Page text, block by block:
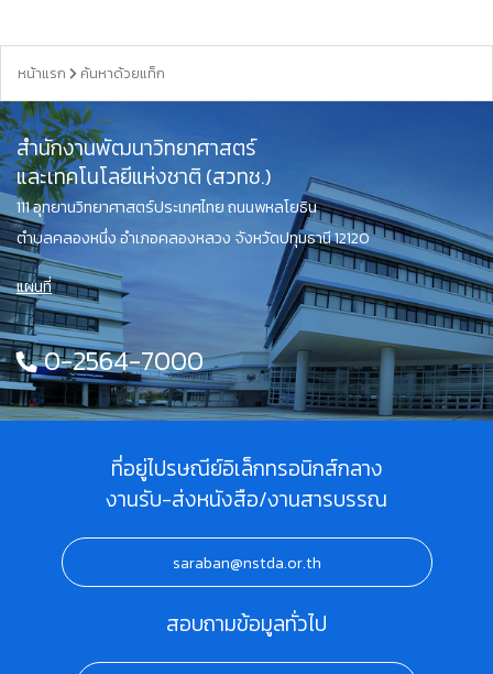
หน้าแรก ค้นหาด้วยแท็ก
สำนักงานพัฒนาวิทยาศาสตร์
และเทคโนโลยีแห่งชาติ (สวทช.)
111 อุทยานวิทยาศาสตร์ประเทศไทย ถนนพหลโยธิน
ตำบลคลองหนึ่ง อำเภอคลองหลวง จังหวัดปทุมธานี 12120
แผนที่
0-2564-7000
ที่อยู่ไปรษณีย์อิเล็กทรอนิกส์กลาง
งานรับ-ส่งหนังสือ/งานสารบรรณ
saraban@nstda.or.th
สอบถามข้อมูลทั่วไป